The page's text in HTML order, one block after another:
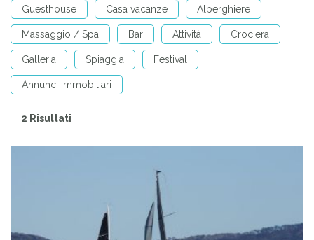
Guesthouse Casa vacanze Alberghiere
Massaggio / Spa Bar Attività Crociera
Galleria Spiaggia Festival
Annunci immobiliari
2 Risultati